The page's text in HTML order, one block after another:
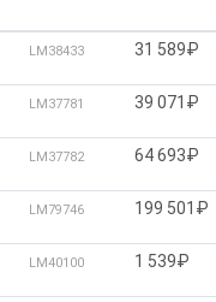
LM38433 31 589₽
LM37781 39 071₽
LM37782 64 693₽
LM79746 199 501₽
LM40100 1 539₽